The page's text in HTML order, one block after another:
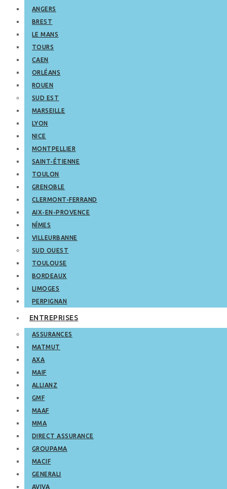
ANGERS
BREST
LE MANS
TOURS
CAEN
ORLÉANS
ROUEN
SUD EST
MARSEILLE
LYON
NICE
MONTPELLIER
SAINT-ÉTIENNE
TOULON
GRENOBLE
CLERMONT-FERRAND
AIX-EN-PROVENCE
NÎMES
VILLEURBANNE
SUD OUEST
TOULOUSE
BORDEAUX
LIMOGES
PERPIGNAN
ENTREPRISES
ASSURANCES
MATMUT
AXA
MAIF
ALLIANZ
GMF
MAAF
MMA
DIRECT ASSURANCE
GROUPAMA
MACIF
GENERALI
AVIVA